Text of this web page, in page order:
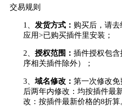
交易规则
1、 发货方式： 购买后，请
应用>已购买插件里安装；
2、 授权范围： 插件授权包
序相关插件除外）；
3、 域名修改： 第一次修改免
后两年内修改：均按插件最
改：按插件最新价格的8折